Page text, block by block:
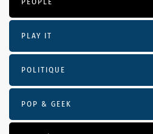
PLAY IT
POLITIQUE
POP & GEEK